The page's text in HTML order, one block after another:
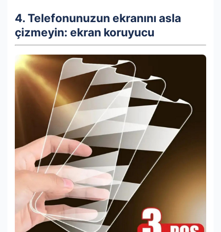
4. Telefonunuzun ekranını asla
çizmeyin: ekran koruyucu